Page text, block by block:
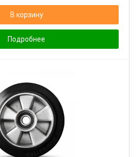
В корзину
Подробнее